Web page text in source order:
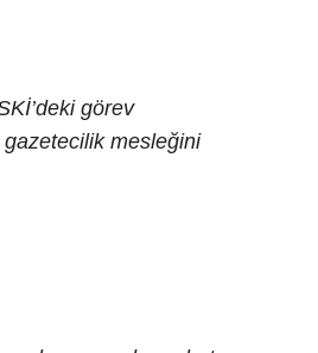
görev
gazetecilik mesleğini